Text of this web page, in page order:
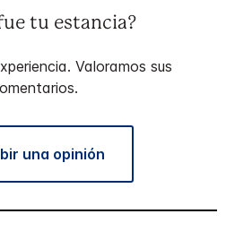
tu estancia?
Valoramos sus
una opinión